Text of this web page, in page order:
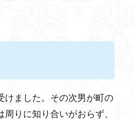
けました。その次男が町の
りに知り合いがおらず、